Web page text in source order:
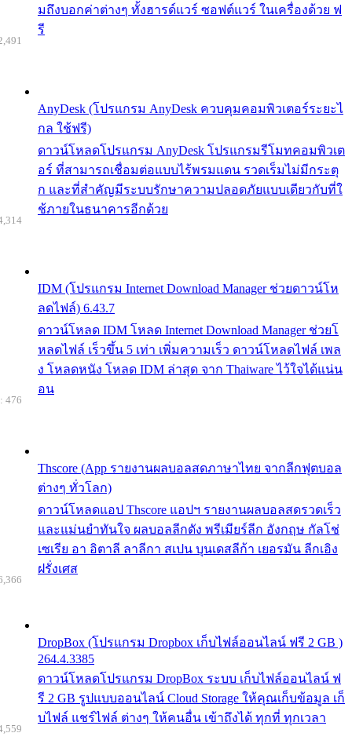
มถึงบอกค่าต่างๆ ทั้งฮารด์แวร์ ซอฟต์แวร์ ในเครื่องด้วย ฟ
รี
AnyDesk (โปรแกรม AnyDesk ควบคุมคอมพิวเตอร์ระยะไ
กล ใช้ฟรี)
ดาวน์โหลดโปรแกรม AnyDesk โปรแกรมรีโมทคอมพิวเต
อร์ ที่สามารถเชื่อมต่อแบบไร้พรมแดน รวดเร็มไม่มีกระตุ
ก และที่สำคัญมีระบบรักษาความปลอดภัยแบบเดียวกับที่ใ
ช้ภายในธนาคารอีกด้วย
IDM (โปรแกรม Internet Download Manager ช่วยดาวน์โห
ลดไฟล์) 6.43.7
ดาวน์โหลด IDM โหลด Internet Download Manager ช่วยโ
หลดไฟล์ เร็วขึ้น 5 เท่า เพิ่มความเร็ว ดาวน์โหลดไฟล์ เพล
ง โหลดหนัง โหลด IDM ล่าสุด จาก Thaiware ไว้ใจได้แน่น
อน
Thscore (App รายงานผลบอลสดภาษาไทย จากลีกฟุตบอล
ต่างๆ ทั่วโลก)
ดาวน์โหลดแอป Thscore แอปฯ รายงานผลบอลสดรวดเร็ว
และแม่นยำทันใจ ผลบอลลีกดัง พรีเมียร์ลีก อังกฤษ กัลโช่
เซเรีย อา อิตาลี ลาลีกา สเปน บุนเดสลีก้า เยอรมัน ลีกเอิง
ฝรั่งเศส
476
DropBox (โปรแกรม Dropbox เก็บไฟล์ออนไลน์ ฟรี 2 GB )
264.4.3385
ดาวน์โหลดโปรแกรม DropBox ระบบ เก็บไฟล์ออนไลน์ ฟ
รี 2 GB รูปแบบออนไลน์ Cloud Storage ให้คุณเก็บข้อมูล เก็
บไฟล์ แชร์ไฟล์ ต่างๆ ให้คนอื่น เข้าถึงได้ ทุกที่ ทุกเวลา